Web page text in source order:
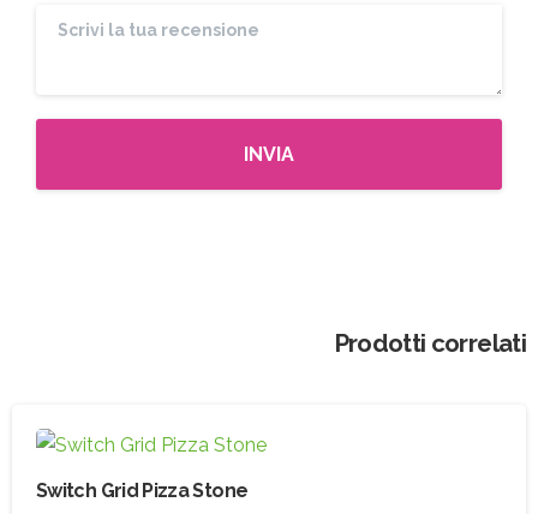
Prodotti correlati
Switch Grid Pizza Stone